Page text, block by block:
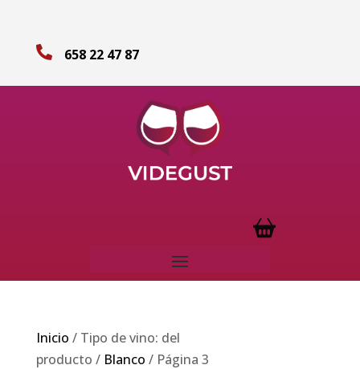
 658 22 47 87
Inicio / Tipo de vino: del
producto / Blanco / Página 3